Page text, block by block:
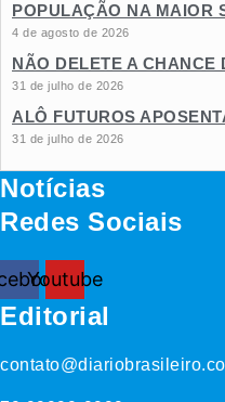
POPULAÇÃO NA MAIOR
4 de agosto de 2026
NÃO DELETE A CHANCE
31 de julho de 2026
ALÔ FUTUROS
31 de julho de 2026
Notícias
Redes Sociais
Youtube
Editorial